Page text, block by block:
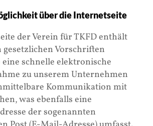
über die Internetseite
der Verein für TKFD enthält
gesetzlichen Vorschriften
schnelle elektronische
zu unserem Unternehmen
Kommunikation mit
was ebenfalls eine
der sogenannten